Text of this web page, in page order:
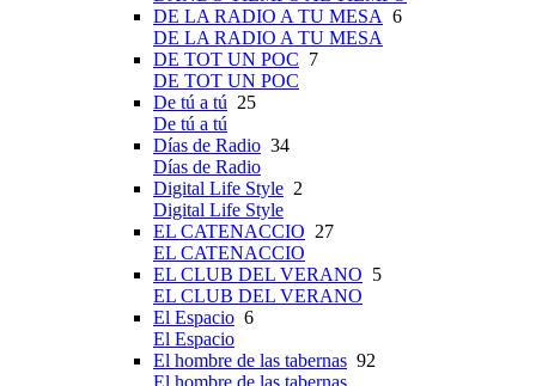
DE LA RADIO A TU MESA 6
DE LA RADIO A TU MESA
DE TOT UN POC 7
DE TOT UN POC
De tú a tú 25
De tú a tú
Días de Radio 34
Días de Radio
Digital Life Style 2
Digital Life Style
EL CATENACCIO 27
EL CATENACCIO
EL CLUB DEL VERANO 5
EL CLUB DEL VERANO
El Espacio 6
El Espacio
El hombre de las tabernas 92